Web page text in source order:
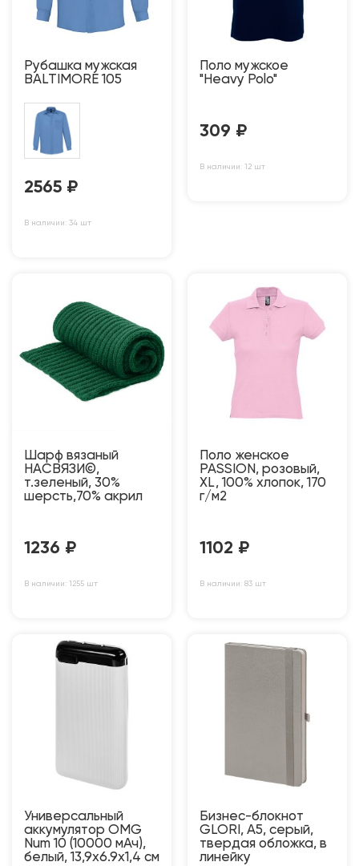
Рубашка мужская
BALTIMORE 105
2565 ₽
В наличии: 34 шт
Поло мужское
"Heavy Polo"
309 ₽
В наличии: 12 шт
Шарф вязаный
НАСВЯЗИ©,
т.зеленый, 30%
шерсть,70% акрил
1236 ₽
В наличии: 1255 шт
Поло женское
PASSION, розовый,
XL, 100% хлопок, 170
г/м2
1102 ₽
В наличии: 83 шт
Универсальный
аккумулятор OMG
Num 10 (10000 мАч),
белый, 13,9х6.9х1,4 см
Бизнес-блокнот
GLORI, A5, серый,
твердая обложка, в
линейку